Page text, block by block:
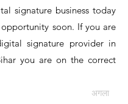
signature business today
soon. If you are
signature provider in
you are on the correct
अगला